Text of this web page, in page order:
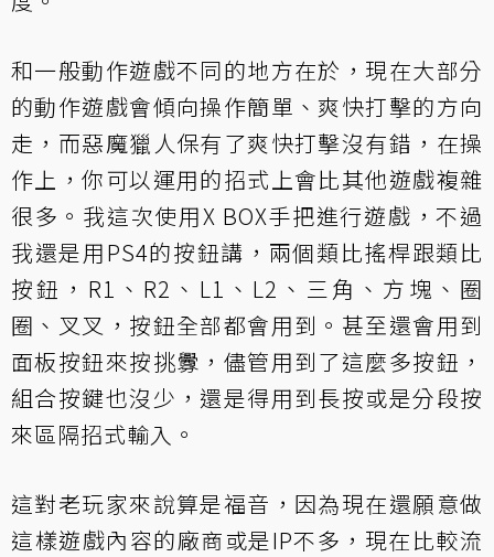
和一般動作遊戲不同的地方在於，現在大部分
的動作遊戲會傾向操作簡單、爽快打擊的方向
走，而惡魔獵人保有了爽快打擊沒有錯，在操
作上，你可以運用的招式上會比其他遊戲複雜
很多。我這次使用X BOX手把進行遊戲，不過
我還是用PS4的按鈕講，兩個類比搖桿跟類比
按鈕，R1、R2、L1、L2、三角、方塊、圈
圈、叉叉，按鈕全部都會用到。甚至還會用到
面板按鈕來按挑釁，儘管用到了這麼多按鈕，
組合按鍵也沒少，還是得用到長按或是分段按
來區隔招式輸入。
這對老玩家來說算是福音，因為現在還願意做
這樣遊戲內容的廠商或是IP不多，現在比較流